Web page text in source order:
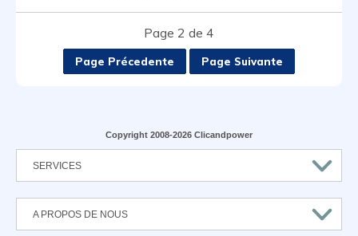
Page 2 de 4
Page Précedente Page Suivante
Copyright 2008-2026 Clicandpower
SERVICES
A PROPOS DE NOUS